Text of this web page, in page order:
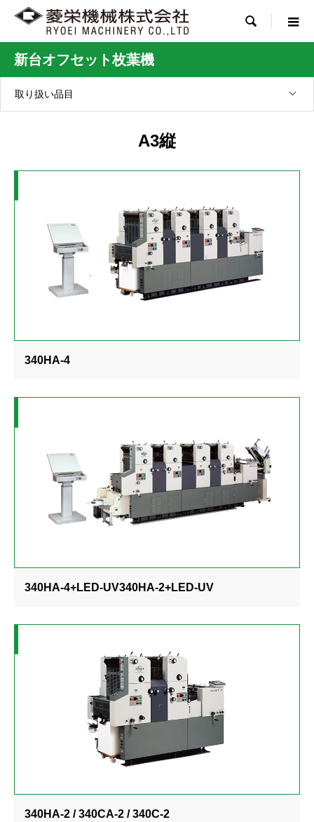

新台オフセット枚葉機
取り扱い品目
A3縦
340HA-4
340HA-4+LED-UV340HA-2+LED-UV
340HA-2 / 340CA-2 / 340C-2